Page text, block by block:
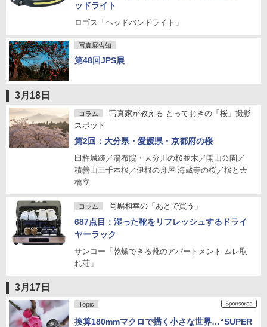
ッドライト
ロゴス「ヘッドバンドライト」
写真展告知
第48回JPS展
3月18日
コラム
写真家が教える とっておきの「桜」撮影
スポット
第2回：大分県・愛媛県・京都府の桜
臼杵城跡／湯布院・大分川の桜並木／開山公園／
積善山三千本桜／伊根の舟屋 海蔵寺の桜／桜と天
橋立
コラム 岡嶋和幸の「あとで買う」
687点目：湿った靴をリフレッシュするドライ
ヤーラック
サンコー「乾燥できる靴のアパートメント ムレ取
れ荘」
3月17日
Topic
換算180mmマクロで描く小さな世界…“SUPER